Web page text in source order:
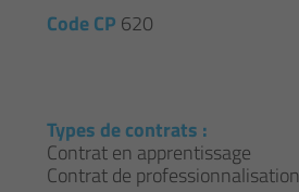
Code CP 620
Types de contrats :
Contrat en apprentissage
Contrat de professionnalisation